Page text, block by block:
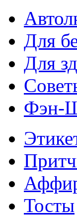
Для
Для
Фэн-
Тосты